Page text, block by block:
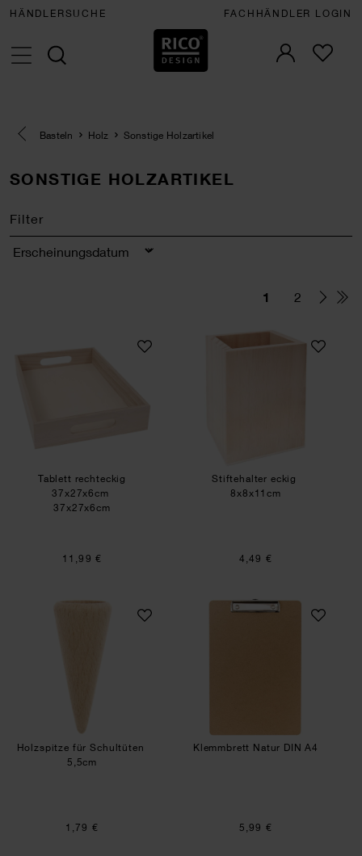
HÄNDLERSUCHE FACHHÄNDLER LOGIN
Eine Kategorie zurück navigieren
Basteln Holz Sonstige Holzartikel
SONSTIGE HOLZARTIKEL
Filter
Sortierung
1 2
Tablett rechteckig 37x27x6cm
Tablett rechteckig
37x27x6cm
37x27x6cm
11,99 €
Stiftehalter eckig
Stiftehalter eckig
8x8x11cm
4,49 €
Holzspitze für Schultüten
Holzspitze für Schultüten
5,5cm
1,79 €
Klemmbrett Natur
Klemmbrett Natur DIN A4
5,99 €